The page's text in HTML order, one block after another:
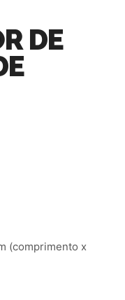
DE
(comprimento x